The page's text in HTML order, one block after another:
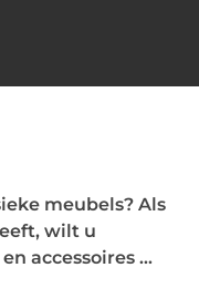
meubels? Als
wilt u
accessoires ...